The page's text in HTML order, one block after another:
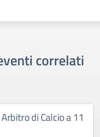
correlati
di Calcio a 11